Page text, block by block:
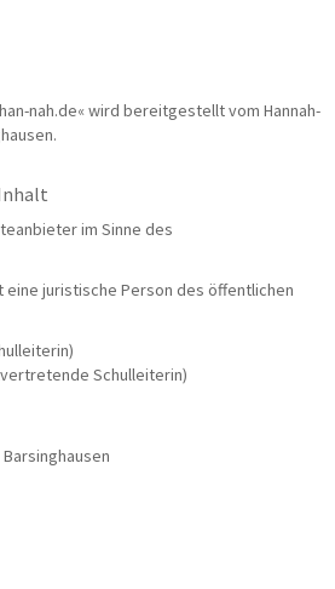
nah.de« wird bereitgestellt vom Hannah-
im Sinne des
eine juristische Person des öffentlichen
Schulleiterin)